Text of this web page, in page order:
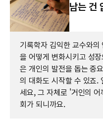
남는 건
기록학자 김익한 교수와
을 어떻게 변화시키고 성
은 개인의 발전을 돕는 중
의 대화도 시작할 수 있죠.
세요, 그 자체로 '거인의
회가 되니까요.